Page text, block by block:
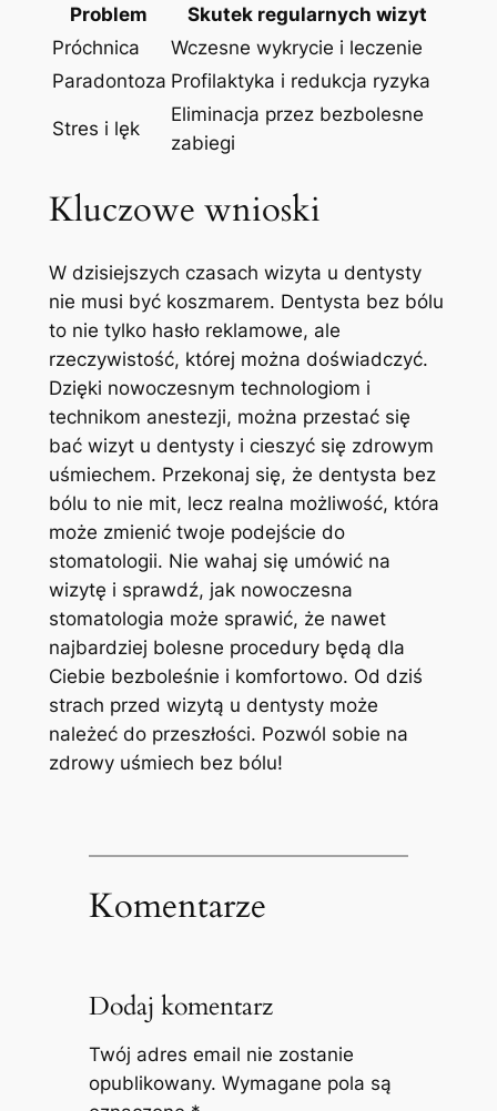
Problem
Skutek regularnych wizyt
Próchnica
Wczesne wykrycie i leczenie
Paradontoza Profilaktyka i redukcja ryzyka
Stres i lęk
Eliminacja przez bezbolesne
zabiegi
Kluczowe wnioski
W dzisiejszych czasach wizyta u dentysty
nie musi być koszmarem. Dentysta bez bólu
to nie tylko hasło reklamowe, ale
rzeczywistość, której można doświadczyć.
Dzięki nowoczesnym technologiom i
technikom anestezji, można przestać się
bać wizyt u dentysty i cieszyć się zdrowym
uśmiechem. Przekonaj się, że dentysta bez
bólu to nie mit, lecz realna możliwość, która
może zmienić twoje podejście do
stomatologii. Nie wahaj się umówić na
wizytę i sprawdź, jak nowoczesna
stomatologia może sprawić, że nawet
najbardziej bolesne procedury będą dla
Ciebie bezboleśnie i komfortowo. Od dziś
strach przed wizytą u dentysty może
należeć do przeszłości. Pozwól sobie na
zdrowy uśmiech bez bólu!
Komentarze
Dodaj komentarz
Twój adres email nie zostanie
opublikowany. Wymagane pola są